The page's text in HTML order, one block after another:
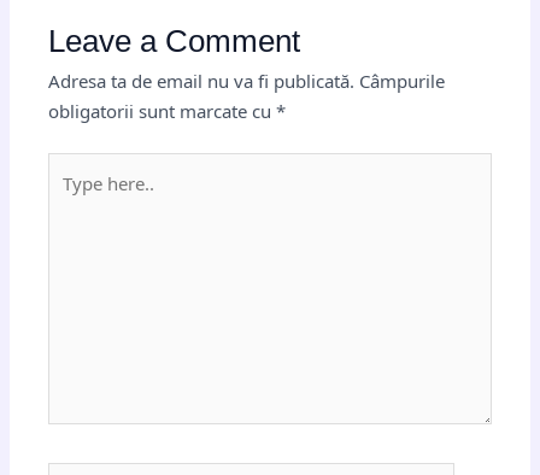
Leave a Comment
Adresa ta de email nu va fi publicată. Câmpurile
obligatorii sunt marcate cu*
here..